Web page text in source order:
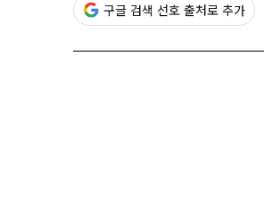
구글 검색 선호 출처로 추가